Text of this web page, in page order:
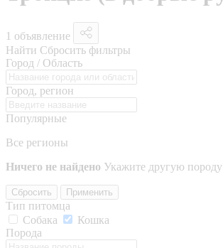
1 объявление
Найти Сбросить фильтры
Город / Область
Город, регион
Популярные
Все регионы
Ничего не найдено Укажите другую породу
Сбросить Применить
Тип питомца
Собака
Кошка
Порода